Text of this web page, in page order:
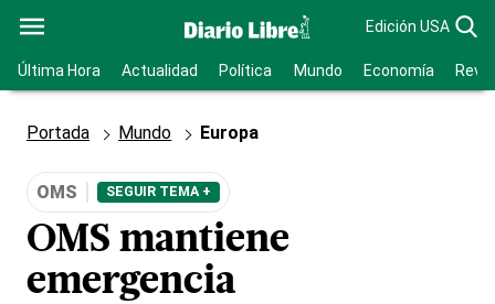
Edición USA
Última Hora Actualidad Política Mundo Economía
Portada Mundo Europa
OMS SEGUIR TEMA +
OMS mantiene
emergencia